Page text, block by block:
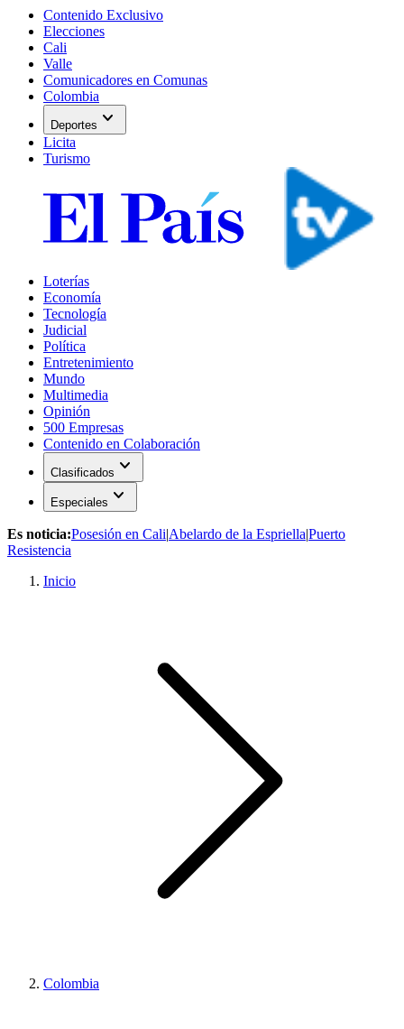
Contenido Exclusivo
Elecciones
Cali
Valle
Comunicadores en Comunas
Colombia
Deportes expand_more
Licita
Turismo
Loterías
Economía
Tecnología
Judicial
Política
Entretenimiento
Mundo
Multimedia
Opinión
500 Empresas
Contenido en Colaboración
Clasificados expand_more
Especiales expand_more
Es noticia:Posesión en Cali|Abelardo de la Espriella|Puerto
Resistencia
Inicio
Colombia